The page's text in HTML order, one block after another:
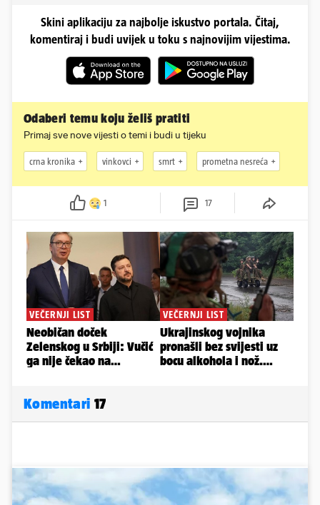
Skini aplikaciju za najbolje iskustvo portala. Čitaj,
komentiraj i budi uvijek u toku s najnovijim vijestima.
Odaberi temu koju želiš pratiti
Primaj sve nove vijesti o temi i budi u tijeku
crna kronika vinkovci smrt prometna nesreća
1 17
Komentari 17